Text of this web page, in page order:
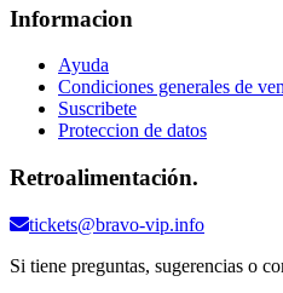
Informacion
Ayuda
Condiciones generales de
Suscribete
Proteccion de datos
Retroalimentación.
tickets@bravo-vip.info
Si tiene preguntas, sugerencias o